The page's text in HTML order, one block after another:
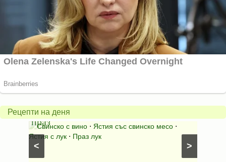
Рецепти на деня
>
<
Свинско
с
праз
Свинско с вино ⋅ Ястия със свинско месо ⋅
Ястия с лук ⋅ Праз лук
с
яйца